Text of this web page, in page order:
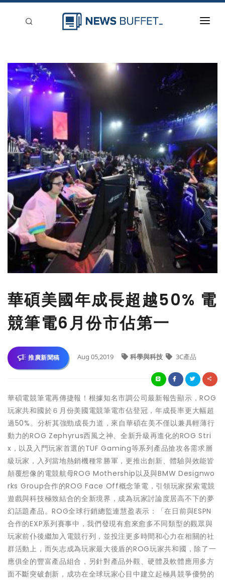
新聞稿分類
登入
華碩美國年成長超越50% 電
競筆電6月份市佔第一
推廣新聞稿 Aug 05,2019 科學與科技 3C產品
華碩電競筆電再傳捷報！根據知名市調公司最新報告顯示，ROG
玩家共和國於６月份美國電競筆電市佔登冠，年成長率更大幅超
過50%。分析其強勁成長力道，來自華碩在美不僅以兼具輕薄行
動力的ROG Zephyrus西風之神、全新升級再進化的ROG Stri
x，以及入門玩家首選的TUF Gaming等系列產品搶攻各需求層
級玩家，入列當地熱銷機種常勝軍，更推出創新、體驗與效能皆
顛覆想像的電競航母ROG Mothership以及與BMW Designwo
rks Group合作的ROG Face Off概念筆電，引領玩家探索電競
遊戲與科技極致結合的全新境界，成為玩家討論度居高不下的夢
幻話題產品。ROG全球行銷總監連慧盈表示：「在日前與ESPN
合作的EXP系列賽事中，我們發現有愈來愈多不同類型的觀眾與
玩家前仆後繼加入電競行列，並投注更多時間和心力在相關的社
群活動上，而矢志成為玩家最大後盾的ROG玩家共和國，除了一
應俱全的豐富產品組合，另針對產品外觀、硬體及軟體應用多方
面不斷突破創新，成功在全球玩家心目中建立起極具競爭優勢的